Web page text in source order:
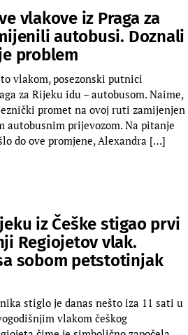
vlakove iz Praga za
autobusi. Doznali
problem
vlakom, posezonski putnici
za Rijeku idu – autobusom. Naime,
promet na ovoj ruti zamijenjen
autobusnim prijevozom. Na pitanje
do ove promjene, Alexandra […]
iz Češke stigao prvi
Regiojetov vlak.
sobom petstotinjak
stiglo je danas nešto iza 11 sati u
vlakom češkog